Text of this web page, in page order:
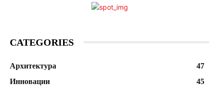
CATEGORIES
Архитектура
47
Инновации
45